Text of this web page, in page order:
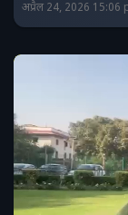
अप्रैल 24, 2026 15:06